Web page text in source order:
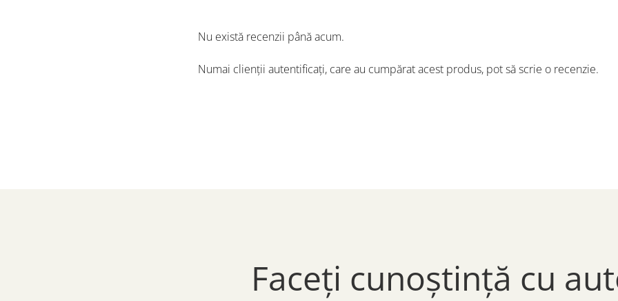
Nu există recenzii până acum.
Numai clienții autentificați, care au cumpărat acest produs, pot să scrie o recenzie.
Faceți cunoștință cu